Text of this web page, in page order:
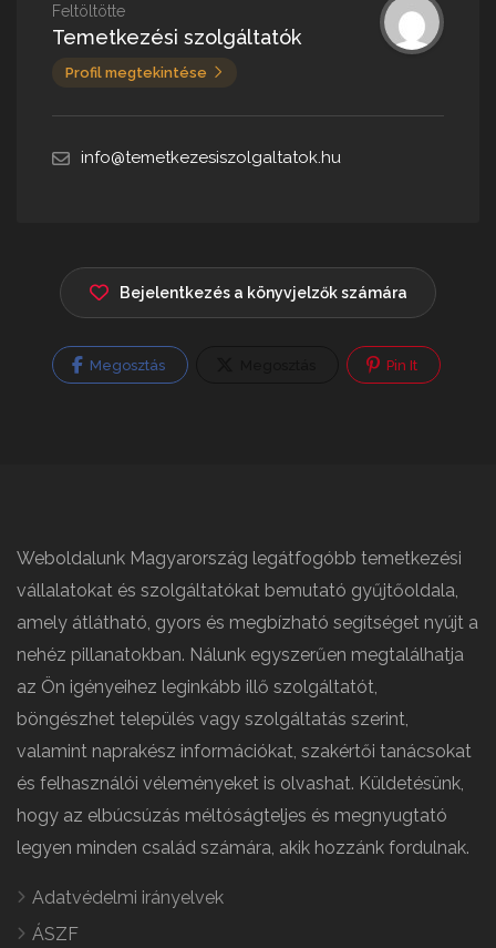
Feltöltötte
Temetkezési szolgáltatók
Profil megtekintése
info@temetkezesiszolgaltatok.hu
Bejelentkezés a könyvjelzők számára
Megosztás Pin It
Weboldalunk Magyarország legátfogóbb temetkezési
vállalatokat és szolgáltatókat bemutató gyűjtőoldala,
amely átlátható, gyors és megbízható segítséget nyújt a
nehéz pillanatokban. Nálunk egyszerűen megtalálhatja
az Ön igényeihez leginkább illő szolgáltatót,
böngészhet település vagy szolgáltatás szerint,
valamint naprakész információkat, szakértői tanácsokat
és felhasználói véleményeket is olvashat. Küldetésünk,
hogy az elbúcsúzás méltóságteljes és megnyugtató
legyen minden család számára, akik hozzánk fordulnak.
Adatvédelmi irányelvek
ÁSZF